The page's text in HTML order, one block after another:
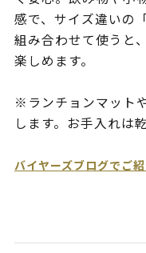
感で、サイズ違いの
組み合わせて使うと
楽しめます。
※ランチョンマット
します。お手入れは
バイヤーズブログでご